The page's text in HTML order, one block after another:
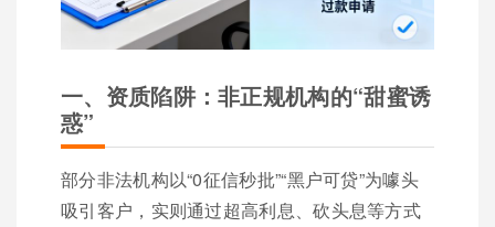
一、资质陷阱：非正规机构的“甜蜜诱
惑”
部分非法机构以“0征信秒批”“黑户可贷”为噱头
吸引客户，实则通过超高利息、砍头息等方式